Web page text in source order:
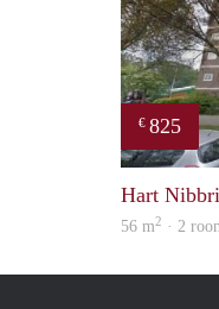
€ 825
Hart
56 m2 · 2